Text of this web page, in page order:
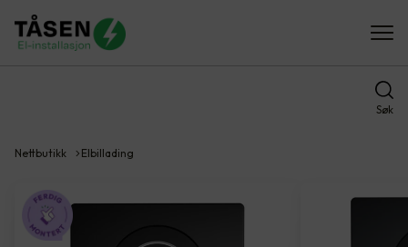
Søk
Nettbutikk Elbillading